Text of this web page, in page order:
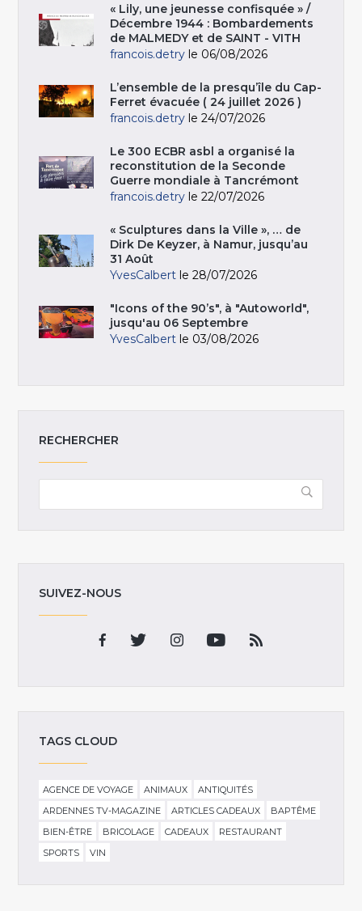
« Lily, une jeunesse confisquée » /
Décembre 1944 : Bombardements
de MALMEDY et de SAINT - VITH
francois.detry le 06/08/2026
L’ensemble de la presqu’île du Cap-
Ferret évacuée ( 24 juillet 2026 )
francois.detry le 24/07/2026
Le 300 ECBR asbl a organisé la
reconstitution de la Seconde
Guerre mondiale à Tancrémont
francois.detry le 22/07/2026
« Sculptures dans la Ville », … de
Dirk De Keyzer, à Namur, jusqu’au
31 Août
YvesCalbert le 28/07/2026
"Icons of the 90’s", à "Autoworld",
jusqu'au 06 Septembre
YvesCalbert le 03/08/2026
RECHERCHER
SUIVEZ-NOUS
TAGS CLOUD
AGENCE DE VOYAGE ANIMAUX
ANTIQUITÉS
ARDENNES TV-MAGAZINE
ARTICLES CADEAUX
BAPTÊME
BIEN-ÊTRE
BRICOLAGE CADEAUX
RESTAURANT
SPORTS
VIN